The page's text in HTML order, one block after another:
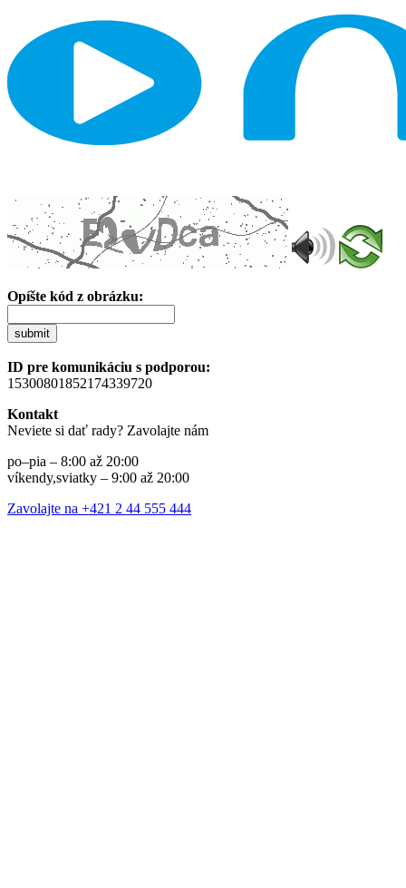
Opíšte kód z obrázku:
submit
ID pre komunikáciu s podporou:
15300801852174339720
Kontakt
Neviete si dať rady? Zavolajte nám
po–pia – 8:00 až 20:00
víkendy,sviatky – 9:00 až 20:00
Zavolajte na +421 2 44 555 444